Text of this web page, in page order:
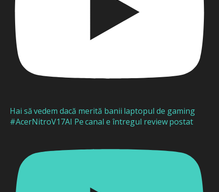
Hai să vedem dacă merită banii laptopul de gaming
#AcerNitroV17AI Pe canal e întregul review postat